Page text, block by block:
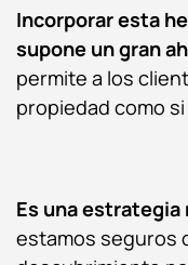
Incorporar esta
supone un gran
permite a los
propiedad como
Es una estrategia
estamos seguros